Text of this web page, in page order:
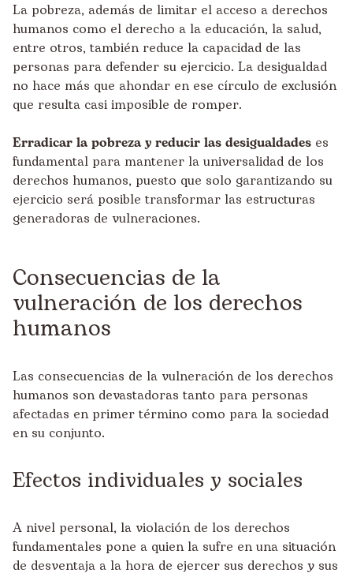
La pobreza, además de limitar el acceso a derechos
humanos como el derecho a la educación, la salud,
entre otros, también reduce la capacidad de las
personas para defender su ejercicio. La desigualdad
no hace más que ahondar en ese círculo de exclusión
que resulta casi imposible de romper.
Erradicar la pobreza y reducir las desigualdades es
fundamental para mantener la universalidad de los
derechos humanos, puesto que solo garantizando su
ejercicio será posible transformar las estructuras
generadoras de vulneraciones.
Consecuencias de la
vulneración de los derechos
humanos
Las consecuencias de la vulneración de los derechos
humanos son devastadoras tanto para personas
afectadas en primer término como para la sociedad
en su conjunto.
Efectos individuales y sociales
A nivel personal, la violación de los derechos
fundamentales pone a quien la sufre en una situación
de desventaja a la hora de ejercer sus derechos y sus